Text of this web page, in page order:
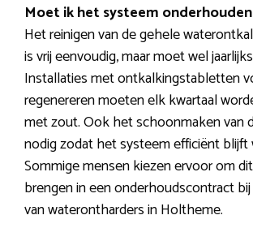
Moet ik het systeem
Het reinigen van de gehele
is vrij eenvoudig, maar moet wel
Installaties met ontkalkingstabletten
regenereren moeten elk kwartaal
met zout. Ook het schoonmaken van
nodig zodat het systeem efficiënt blijft
Sommige mensen kiezen ervoor om
brengen in een onderhoudscontract
van waterontharders in Holtheme.